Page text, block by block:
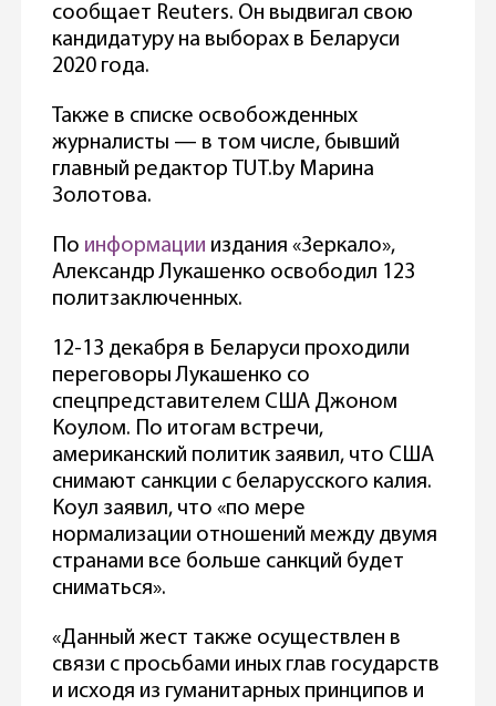
сообщает Reuters. Он выдвигал свою
кандидатуру на выборах в Беларуси
2020 года.
Также в списке освобожденных
журналисты — в том числе, бывший
главный редактор TUT.by Марина
Золотова.
По информации издания «Зеркало»,
Александр Лукашенко освободил 123
политзаключенных.
12-13 декабря в Беларуси проходили
переговоры Лукашенко со
спецпредставителем США Джоном
Коулом. По итогам встречи,
американский политик заявил, что США
снимают санкции с беларусского калия.
Коул заявил, что «по мере
нормализации отношений между двумя
странами все больше санкций будет
сниматься».
«Данный жест также осуществлен в
связи с просьбами иных глав государств
и исходя из гуманитарных принципов и